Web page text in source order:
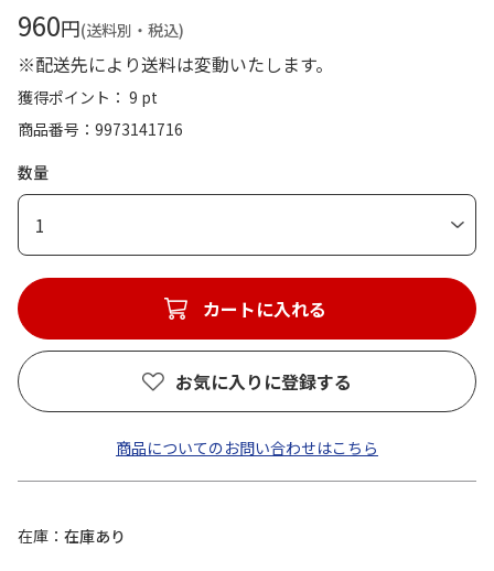
960円(送料別・税込)
※配送先により送料は変動いたします。
獲得ポイント： 9 pt
商品番号
9973141716
数量
1
カートに入れる
お気に入りに登録する
商品についてのお問い合わせはこちら
在庫
在庫あり